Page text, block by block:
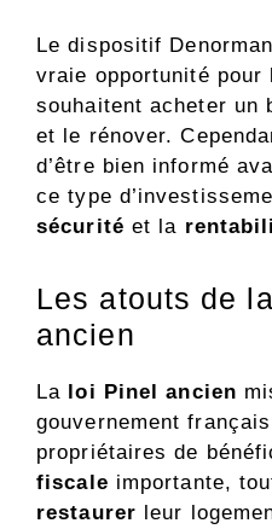
Le dispositif
vraie opportunité pour
souhaitent acheter un
et le rénover.
d’être bien informé
ce type
sécurité et la
Les atouts de
ancien
La loi Pinel ancien
gouvernement
propriétaires de
fiscale importante,
restaurer leur